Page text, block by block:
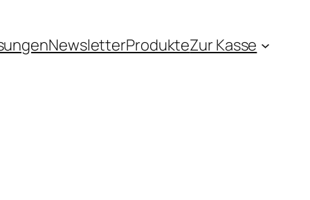
NewsletterProdukteZur Kasse